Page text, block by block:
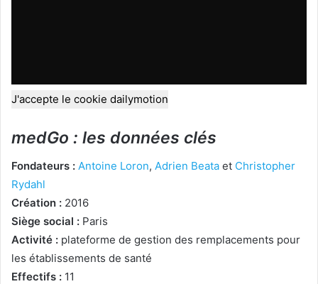
J'accepte le cookie dailymotion
medGo : les données clés
Fondateurs : Antoine Loron, Adrien Beata et Christopher
Rydahl
Création : 2016
Siège social : Paris
Activité : plateforme de gestion des remplacements pour
les établissements de santé
Effectifs : 11